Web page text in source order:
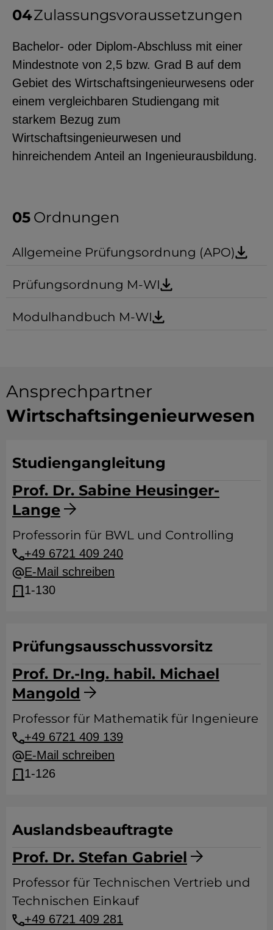
Zulassungsvoraussetzungen
Bachelor- oder Diplom-Abschluss mit einer
Mindestnote von 2,5 bzw. Grad B auf dem
Gebiet des Wirtschaftsingenieurwesens oder
einem vergleichbaren Studiengang mit
starkem Bezug zum
Wirtschaftsingenieurwesen und
hinreichendem Anteil an Ingenieurausbildung.
Ordnungen
Allgemeine Prüfungsordnung (APO)
Prüfungsordnung M-WI
Modulhandbuch M-WI
Ansprechpartner
Wirtschaftsingenieurwesen
Prof. Dr. Sabine Heusinger-
Lange
Studiengangleitung
Professorin für BWL und Controlling
+49 6721 409 240
E-Mail schreiben
1-130
Prof. Dr.-Ing. habil. Michael
Mangold
Prüfungsausschussvorsitz
Professor für Mathematik für Ingenieure
+49 6721 409 139
E-Mail schreiben
1-126
Prof. Dr. Stefan Gabriel
Auslandsbeauftragte
Professor für Technischen Vertrieb und
Technischen Einkauf
+49 6721 409 281